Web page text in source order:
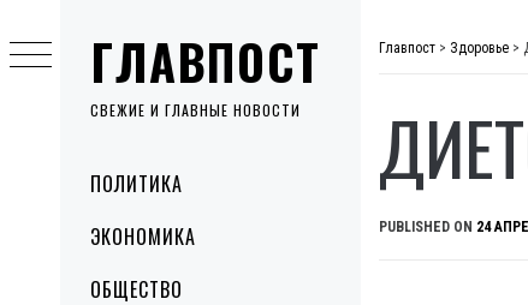
ГЛАВПОСТ
СВЕЖИЕ И ГЛАВНЫЕ НОВОСТИ
MenuПОЛИТИКА
ЭКОНОМИКА
ОБЩЕСТВО
to
content
Главпост > Здоровье >
PUBLISHED ON 24